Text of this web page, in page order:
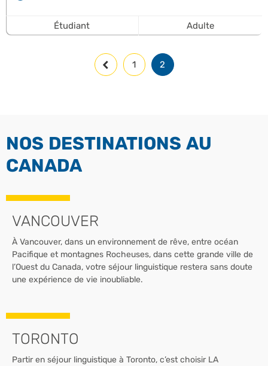
Étudiant Adulte
1 2
NOS DESTINATIONS AU
CANADA
VANCOUVER
À Vancouver, dans un environnement de rêve, entre océan
Pacifique et montagnes Rocheuses, dans cette grande ville de
l’Ouest du Canada, votre séjour linguistique restera sans doute
une expérience de vie inoubliable.
TORONTO
Partir en séjour linguistique à Toronto, c’est choisir LA